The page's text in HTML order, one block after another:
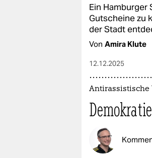
epaper login
Ein Hamburger
Gutscheine zu
der Stadt
Von Amira Klute
12.12.2025
Antirassistische